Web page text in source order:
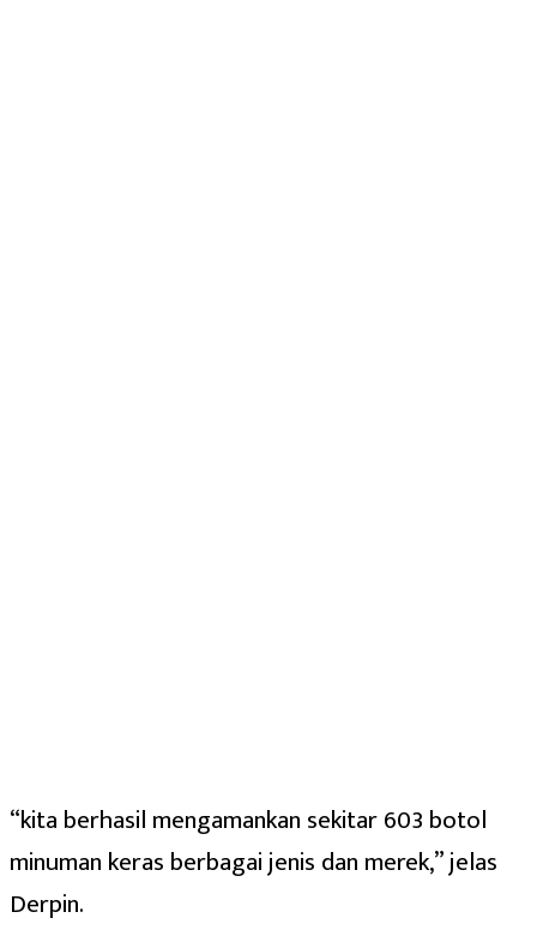
“kita berhasil mengamankan sekitar 603 botol
minuman keras berbagai jenis dan merek,” jelas
Derpin.